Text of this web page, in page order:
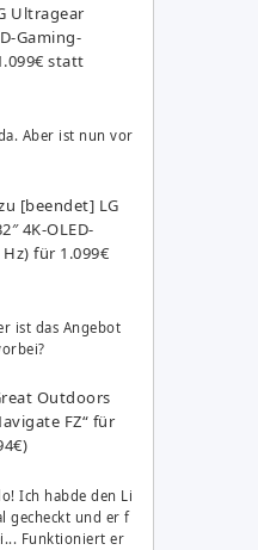
Ultragear
Gaming-
statt
Aber ist nun vor
[beendet] LG
4K-OLED-
für 1.099€
ist das Angebot
Outdoors
FZ“ für
Ich habde den Li
gecheckt und er f
Funktioniert er